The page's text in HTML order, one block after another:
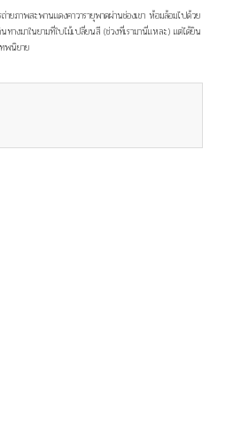
ยภาพสะพานแดงคาวารายุพาดผ่านช่องเขา ห้อมล้อมไปด้วย
งมาในยามที่ใบไม้เปลี่ยนสี (ช่วงที่เรามานี่แหละ) แต่ได้ยิน
พนิยาย